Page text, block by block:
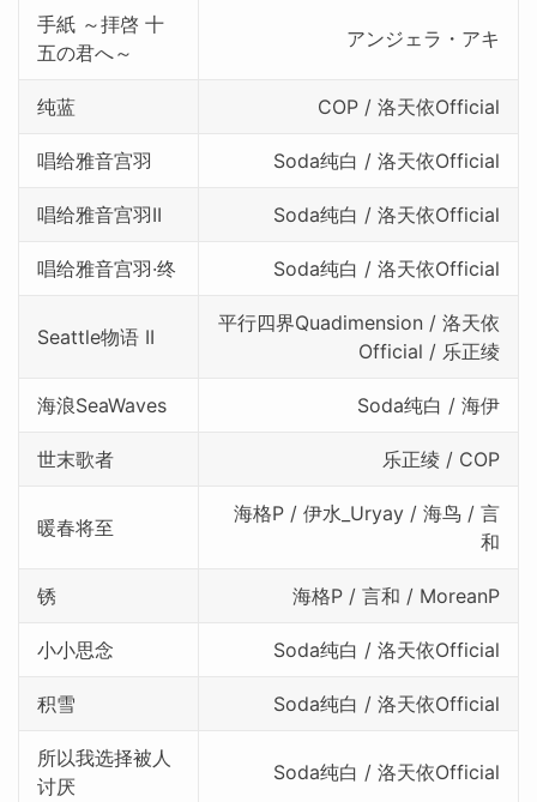
手紙 ～拝啓 十
五の君へ～
アンジェラ・アキ
纯蓝 COP / 洛天依Official
唱给雅音宫羽 Soda纯白 / 洛天依Official
唱给雅音宫羽II Soda纯白 / 洛天依Official
唱给雅音宫羽·终 Soda纯白 / 洛天依Official
Seattle物语 II
平行四界Quadimension / 洛天依
Official / 乐正绫
海浪SeaWaves Soda纯白 / 海伊
世末歌者 乐正绫 / COP
暖春将至
海格P / 伊水_Uryay / 海鸟 / 言
和
锈 海格P / 言和 / MoreanP
小小思念 Soda纯白 / 洛天依Official
积雪 Soda纯白 / 洛天依Official
所以我选择被人
讨厌
Soda纯白 / 洛天依Official